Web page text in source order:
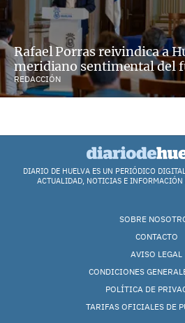
Rafael Porras reivindica a
meridiano sentimental del
REDACCIÓN
DIARIO DE HUELVA ES UN PERIÓDICO
ACTUALIDAD, NOTICIAS E INFORMACIÓN
SOBRE
CONTACTO
AVISO LEGAL
CONDICIONES
POLÍTICA DE
TARIFAS OFICIALES DE